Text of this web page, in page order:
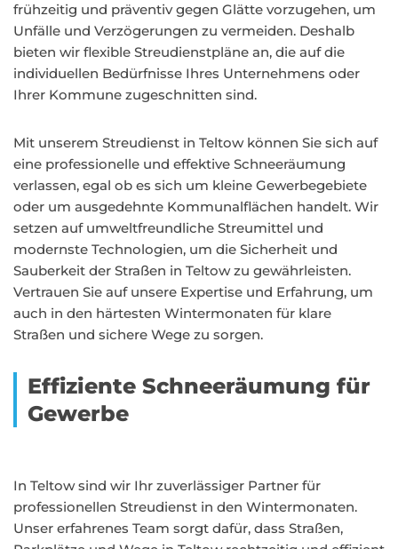
frühzeitig und präventiv gegen Glätte vorzugehen, um
Unfälle und Verzögerungen zu vermeiden. Deshalb
bieten wir flexible Streudienstpläne an, die auf die
individuellen Bedürfnisse Ihres Unternehmens oder
Ihrer Kommune zugeschnitten sind.
Mit unserem Streudienst in Teltow können Sie sich auf
eine professionelle und effektive Schneeräumung
verlassen, egal ob es sich um kleine Gewerbegebiete
oder um ausgedehnte Kommunalflächen handelt. Wir
setzen auf umweltfreundliche Streumittel und
modernste Technologien, um die Sicherheit und
Sauberkeit der Straßen in Teltow zu gewährleisten.
Vertrauen Sie auf unsere Expertise und Erfahrung, um
auch in den härtesten Wintermonaten für klare
Straßen und sichere Wege zu sorgen.
Effiziente Schneeräumung für
Gewerbe
In Teltow sind wir Ihr zuverlässiger Partner für
professionellen Streudienst in den Wintermonaten.
Unser erfahrenes Team sorgt dafür, dass Straßen,